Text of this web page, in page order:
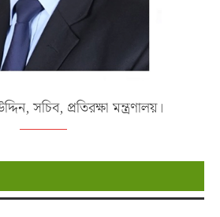
সচিব, প্রতিরক্ষা মন্ত্রণালয়।